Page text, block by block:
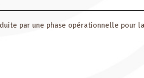
par une phase opérationnelle